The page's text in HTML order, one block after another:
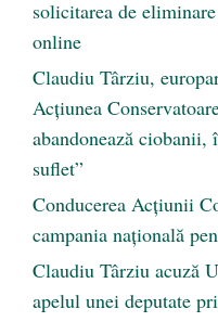
solicitarea de
online
Claudiu Târziu,
Acțiunea
abandonează ciobanii,
suflet”
Conducerea Acțiunii
campania națională
Claudiu Târziu acuză
apelul unei deputate